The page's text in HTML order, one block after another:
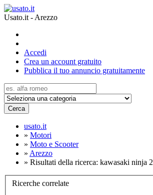
Usato.it - Arezzo
Accedi
Crea un account gratuito
Pubblica il tuo annuncio gratuitamente
Cerca
usato.it
» Motori
» Moto e Scooter
» Arezzo
» Risultati della ricerca: kawasaki ninja
Ricerche correlate